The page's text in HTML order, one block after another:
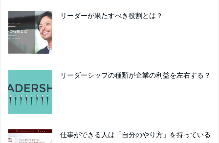
リーダーが果たすべき役割とは？
リーダーシップの種類が企業の利益を左右する？
仕事ができる人は「自分のやり方」を持っている